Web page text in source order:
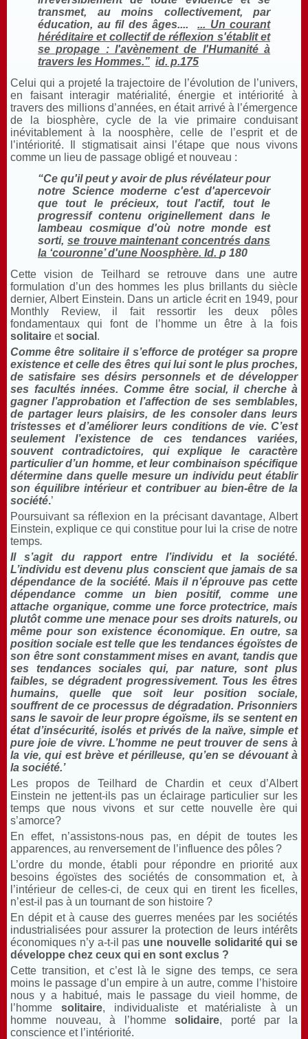
transmet, au moins collectivement, par
éducation, au fil des âges.... ... Un courant
héréditaire et collectif de réflexion s'établit et
se propage : l'avènement de l'Humanité à
travers les Hommes.” id. p.175
Celui qui a projeté la trajectoire de l’évolution de l’univers,
en faisant interagir matérialité, énergie et intériorité à
travers des millions d’années, en était arrivé à l’émergence
de la biosphère, cycle de la vie primaire conduisant
inévitablement à la noosphère, celle de l’esprit et de
l’intériorité. Il stigmatisait ainsi l’étape que nous vivons
comme un lieu de passage obligé et nouveau :
“Ce qu'il peut y avoir de plus révélateur pour
notre Science moderne c'est d'apercevoir
que tout le précieux, tout l'actif, tout le
progressif contenu originellement dans le
lambeau cosmique d'où notre monde est
sorti, se trouve maintenant concentrés dans
la ‘couronne’ d'une Noosphère. Id. p 180
Cette vision de Teilhard se retrouve dans une autre
formulation d’un des hommes les plus brillants du siècle
dernier, Albert Einstein. Dans un article écrit en 1949, pour
Monthly Review, il fait ressortir les deux pôles
fondamentaux qui font de l’homme un être à la fois
solitaire etsocial .
Comme être solitaire il s’efforce de protéger sa propre
existence et celle des êtres qui lui sont le plus proches,
de satisfaire ses désirs personnels et de développer
ses facultés innées. Comme être social, il cherche à
gagner l’approbation et l’affection de ses semblables,
de partager leurs plaisirs, de les consoler dans leurs
tristesses et d’améliorer leurs conditions de vie. C’est
seulement l’existence de ces tendances variées,
souvent contradictoires, qui explique le caractère
particulier d’un homme, et leur combinaison spécifique
détermine dans quelle mesure un individu peut établir
son équilibre intérieur et contribuer au bien-être de la
société.’
Poursuivant sa réflexion en la précisant davantage, Albert
Einstein, explique ce qui constitue pour lui la crise de notre
temps.
Il s’agit du rapport entre l’individu et la société.
L’individu est devenu plus conscient que jamais de sa
dépendance de la société. Mais il n’éprouve pas cette
dépendance comme un bien positif, comme une
attache organique, comme une force protectrice, mais
plutôt comme une menace pour ses droits naturels, ou
même pour son existence économique. En outre, sa
position sociale est telle que les tendances égoïstes de
son être sont constamment mises en avant, tandis que
ses tendances sociales qui, par nature, sont plus
faibles, se dégradent progressivement. Tous les êtres
humains, quelle que soit leur position sociale,
souffrent de ce processus de dégradation. Prisonniers
sans le savoir de leur propre égoïsme, ils se sentent en
état d’insécurité, isolés et privés de la naïve, simple et
pure joie de vivre. L’homme ne peut trouver de sens à
la vie, qui est brève et périlleuse, qu’en se dévouant à
la société.’
Les propos de Teilhard de Chardin et ceux d’Albert
Einstein ne jettent-ils pas un éclairage particulier sur les
temps que nous vivons et sur cette nouvelle ère qui
s’amorce?
En effet, n’assistons-nous pas, en dépit de toutes les
apparences, au renversement de l’influence des pôles ?
L’ordre du monde, établi pour répondre en priorité aux
besoins égoïstes des sociétés de consommation et, à
l’intérieur de celles-ci, de ceux qui en tirent les ficelles,
n’est-il pas à un tournant de son histoire ?
En dépit et à cause des guerres menées par les sociétés
industrialisées pour assurer la protection de leurs intérêts
économiques n’y a-t-il pas une nouvelle solidarité qui se
développe chez ceux qui en sont exclus ?
Cette transition, et c’est là le signe des temps, ce sera
moins le passage d’un empire à un autre, comme l’histoire
nous y a habitué, mais le passage du vieil homme, de
l’homme solitaire, individualiste et matérialiste à un
homme nouveau, à l’hommesolidaire, porté par la
conscience et l’intériorité.